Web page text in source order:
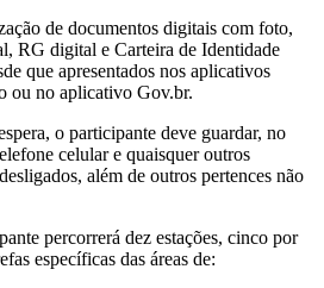
de documentos digitais com foto,
RG digital e Carteira de Identidade
que apresentados nos aplicativos
ou no aplicativo Gov.br.
o participante deve guardar, no
celular e quaisquer outros
além de outros pertences não
percorrerá dez estações, cinco por
específicas das áreas de: